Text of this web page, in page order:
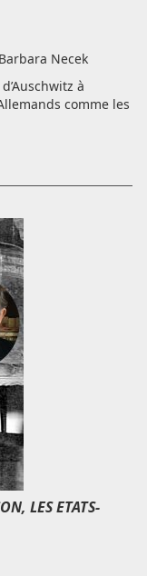
Necek
à
comme les
LES ETATS-